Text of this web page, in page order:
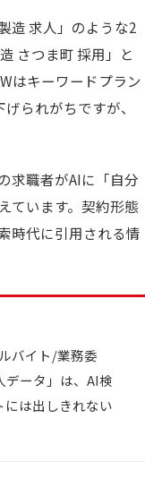
造 求人」のような2
さつま町 採用」と
はキーワードプラン
られがちですが、
求職者がAIに「自分
ています。契約形態
時代に引用される情
バイト/業務委
ータ」は、AI検
は出しきれない